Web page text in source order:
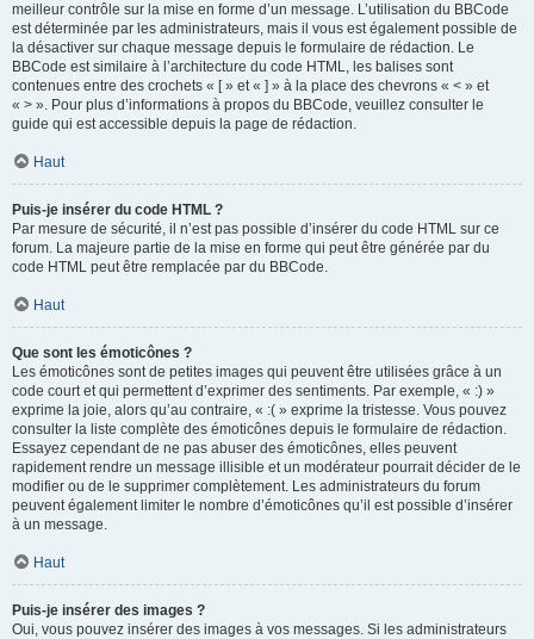
meilleur contrôle sur la mise en forme d’un message. L’utilisation du BBCode
est déterminée par les administrateurs, mais il vous est également possible de
la désactiver sur chaque message depuis le formulaire de rédaction. Le
BBCode est similaire à l’architecture du code HTML, les balises sont
contenues entre des crochets « [ » et « ] » à la place des chevrons « < » et
« > ». Pour plus d’informations à propos du BBCode, veuillez consulter le
guide qui est accessible depuis la page de rédaction.
Haut
Puis-je insérer du code HTML ?
Par mesure de sécurité, il n’est pas possible d’insérer du code HTML sur ce
forum. La majeure partie de la mise en forme qui peut être générée par du
code HTML peut être remplacée par du BBCode.
Haut
Que sont les émoticônes ?
Les émoticônes sont de petites images qui peuvent être utilisées grâce à un
code court et qui permettent d’exprimer des sentiments. Par exemple, « :) »
exprime la joie, alors qu’au contraire, « :( » exprime la tristesse. Vous pouvez
consulter la liste complète des émoticônes depuis le formulaire de rédaction.
Essayez cependant de ne pas abuser des émoticônes, elles peuvent
rapidement rendre un message illisible et un modérateur pourrait décider de le
modifier ou de le supprimer complètement. Les administrateurs du forum
peuvent également limiter le nombre d’émoticônes qu’il est possible d’insérer
à un message.
Haut
Puis-je insérer des images ?
Oui, vous pouvez insérer des images à vos messages. Si les administrateurs